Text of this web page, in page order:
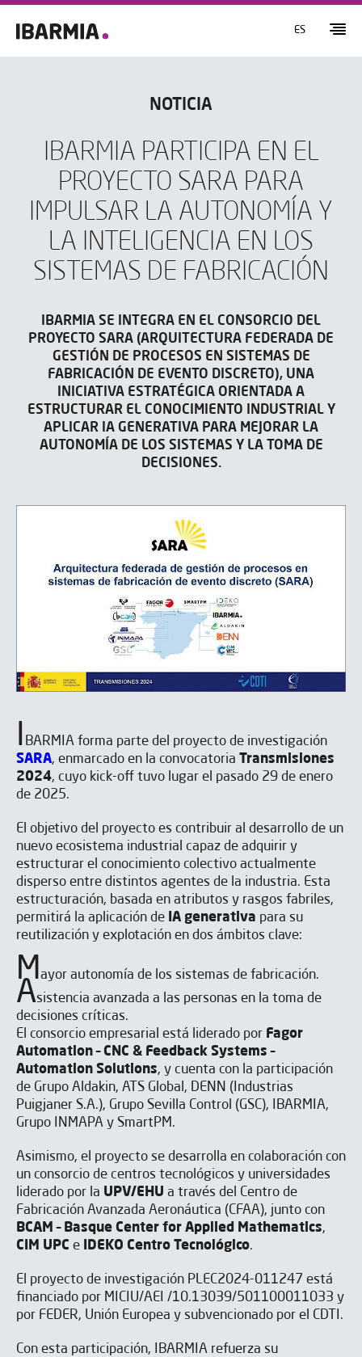
ES
NOTICIA
IBARMIA PARTICIPA EN EL
PROYECTO SARA PARA
IMPULSAR LA AUTONOMÍA Y
LA INTELIGENCIA EN LOS
SISTEMAS DE FABRICACIÓN
IBARMIA SE INTEGRA EN EL CONSORCIO DEL
PROYECTO SARA (ARQUITECTURA FEDERADA DE
GESTIÓN DE PROCESOS EN SISTEMAS DE
FABRICACIÓN DE EVENTO DISCRETO), UNA
INICIATIVA ESTRATÉGICA ORIENTADA A
ESTRUCTURAR EL CONOCIMIENTO INDUSTRIAL Y
APLICAR IA GENERATIVA PARA MEJORAR LA
AUTONOMÍA DE LOS SISTEMAS Y LA TOMA DE
DECISIONES.
I BARMIA forma parte del proyecto de investigación
SARA, enmarcado en la convocatoria Transmisiones
2024, cuyo kick-off tuvo lugar el pasado 29 de enero
de 2025.
El objetivo del proyecto es contribuir al desarrollo de un
nuevo ecosistema industrial capaz de adquirir y
estructurar el conocimiento colectivo actualmente
disperso entre distintos agentes de la industria. Esta
estructuración, basada en atributos y rasgos fabriles,
permitirá la aplicación de IA generativa para su
reutilización y explotación en dos ámbitos clave:
Mayor autonomía de los sistemas de fabricación.
Asistencia avanzada a las personas en la toma de
decisiones críticas.
El consorcio empresarial está liderado por Fagor
Automation – CNC & Feedback Systems –
Automation Solutions, y cuenta con la participación
de Grupo Aldakin, ATS Global, DENN (Industrias
Puigjaner S.A.), Grupo Sevilla Control (GSC), IBARMIA,
Grupo INMAPA y SmartPM.
Asimismo, el proyecto se desarrolla en colaboración con
un consorcio de centros tecnológicos y universidades
liderado por la UPV/EHU a través del Centro de
Fabricación Avanzada Aeronáutica (CFAA), junto con
BCAM – Basque Center for Applied Mathematics,
CIM UPC e IDEKO Centro Tecnológico.
El proyecto de investigación PLEC2024-011247 está
financiado por MICIU/AEI /10.13039/501100011033 y
por FEDER, Unión Europea y subvencionado por el CDTI.
Con esta participación, IBARMIA refuerza su